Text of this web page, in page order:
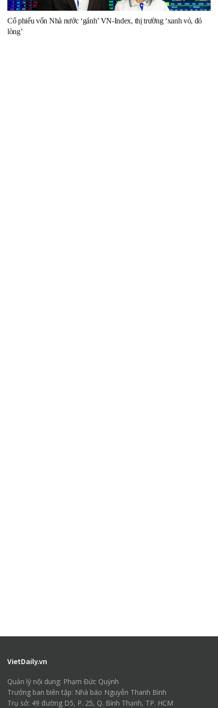
Cổ phiếu vốn Nhà nước ‘gánh’ VN-Index, thị trường ‘xanh vỏ, đỏ
lòng’
VietDaily.vn
Quản lý nội dung: Phạm Đức Quỳnh
Trưởng ban biên tập: Nhà báo Nguyễn Thanh Bình
Trụ sở: 49 đường D5, P. 25, Q. Bình Thạnh, TP. HCM